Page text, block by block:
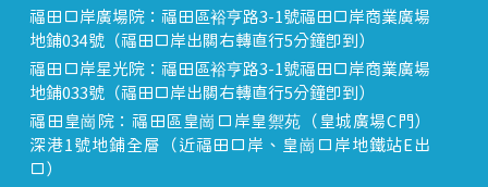
福田口岸廣場院：福田區裕亨路3-1號福田口岸商業廣場
地鋪034號（福田口岸出關右轉直行5分鐘即到）
福田口岸星光院：福田區裕亨路3-1號福田口岸商業廣場
地鋪033號（福田口岸出關右轉直行5分鐘即到）
福田皇崗院：福田區皇崗口岸皇禦苑（皇城廣場C門）
深港1號地鋪全層（近福田口岸、皇崗口岸地鐵站E出
口）